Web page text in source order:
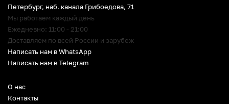
О нас
Контакты
Петербург, наб. канала Грибоедова, 71
Мы работаем каждый день
Ежедневно: 11:00 - 21:00
Доставляем по всей России и зарубеж
Написать нам в WhatsApp
Написать нам в Telegram